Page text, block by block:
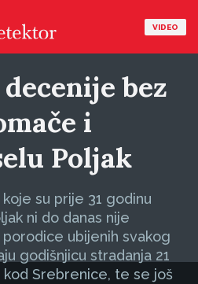
VIDEO
bez
i
Poljak
su prije 31 godinu
ni do danas nije
ubijenih svakog
godišnjicu stradanja 21
Srebrenice, te se još